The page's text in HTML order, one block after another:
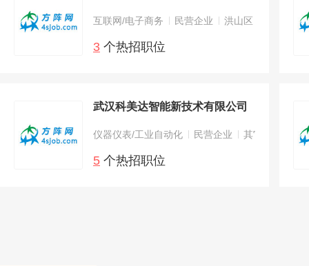
互联网/电子商务 民营企业 洪山区
3 个热招职位
武汉科美达智能新技术有限公司
仪器仪表/工业自动化 民营企业 其它区
5 个热招职位